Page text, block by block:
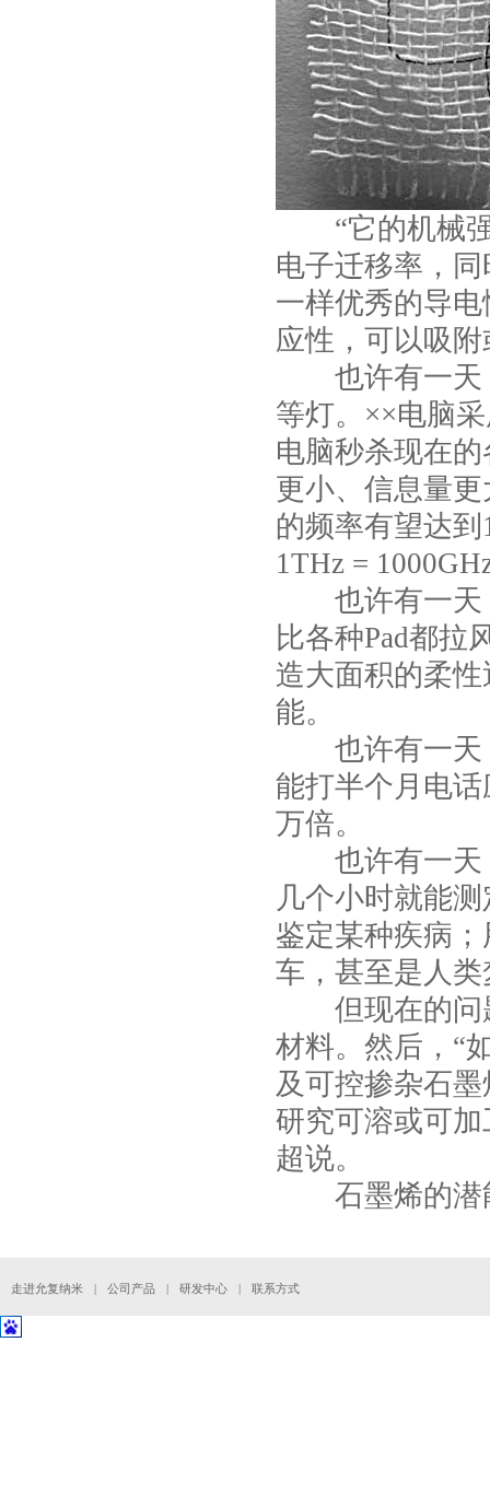
“它的机械强
电子迁移率，
一样优秀的导
应性，可以吸
也许有一天，
等灯。××电脑
电脑秒杀现在
更小、信息量
的频率有望达
1THz =
也许有一天，
比各种Pad都拉
造大面积的柔
能。
也许有一天，
能打半个月电
万倍。
也许有一天，
几个小时就能
鉴定某种疾病
车，甚至是人
但现在的问题
材料。然后，“
及可控掺杂石
研究可溶或可
超说。
石墨烯的潜能
走进允复纳米 | 公司产品 | 研发中心 | 联系方式